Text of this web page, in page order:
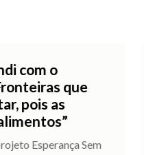
com o
que
pois as
Esperança Sem